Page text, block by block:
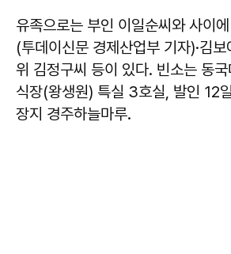
유족으로는 부인 이일순씨와 사이
(투데이신문 경제산업부 기자)·김보
위 김정구씨 등이 있다. 빈소는 동
식장(왕생원) 특실 3호실, 발인 12
장지 경주하늘마루.